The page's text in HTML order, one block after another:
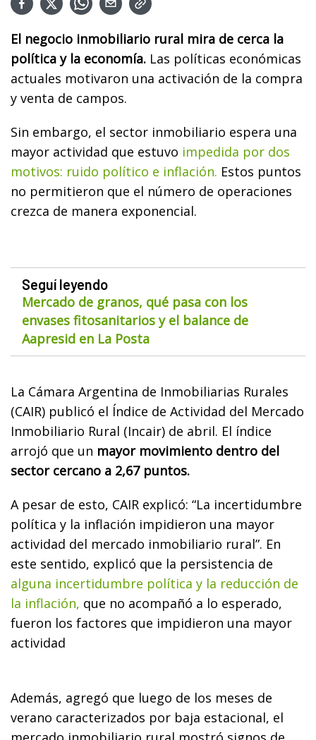
El negocio inmobiliario rural mira de cerca la
política y la economía. Las políticas económicas
actuales motivaron una activación de la compra
y venta de campos.
Sin embargo, el sector inmobiliario espera una
mayor actividad que estuvo impedida por dos
motivos: ruido político e inflación. Estos puntos
no permitieron que el número de operaciones
crezca de manera exponencial.
Seguí leyendo
Mercado de granos, qué pasa con los
envases fitosanitarios y el balance de
Aapresid en La Posta
La Cámara Argentina de Inmobiliarias Rurales
(CAIR) publicó el Índice de Actividad del Mercado
Inmobiliario Rural (Incair) de abril. El índice
arrojó que un mayor movimiento dentro del
sector cercano a 2,67 puntos.
A pesar de esto, CAIR explicó: “La incertidumbre
política y la inflación impidieron una mayor
actividad del mercado inmobiliario rural”. En
este sentido, explicó que la persistencia de
alguna incertidumbre política y la reducción de
la inflación, que no acompañó a lo esperado,
fueron los factores que impidieron una mayor
actividad
Además, agregó que luego de los meses de
verano caracterizados por baja estacional, el